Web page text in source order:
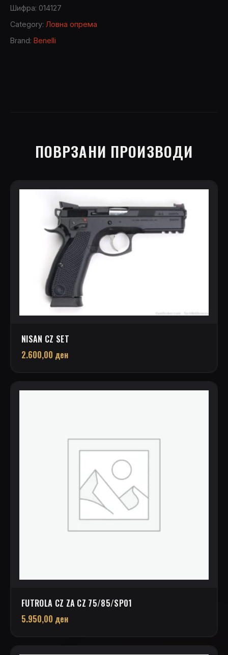
Шифра: 014127
Category: Ловна опрема
Brand: Benelli
ПОВРЗАНИ ПРОИЗВОДИ
NISAN CZ SET
2.600,00 ден
FUTROLA CZ ZA CZ 75/85/SP01
5.950,00 ден